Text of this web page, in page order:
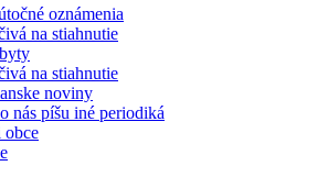
oznámenia
na stiahnutie
na stiahnutie
noviny
nás píšu iné periodiká
obce